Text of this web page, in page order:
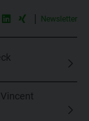
| Newsletter